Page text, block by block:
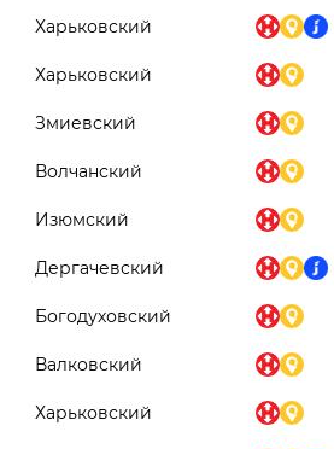
Харьковский
Харьковский
Змиевский
Волчанский
Изюмский
Дергачевский
Богодуховский
Валковский
Харьковский